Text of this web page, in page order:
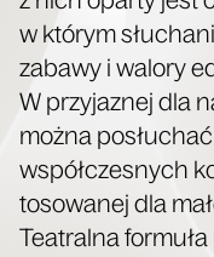
w którym
zabawy i walo­ry
W przy­jaznej dla
moż­na
współczes­nych
tosowanej dla
Teatral­na